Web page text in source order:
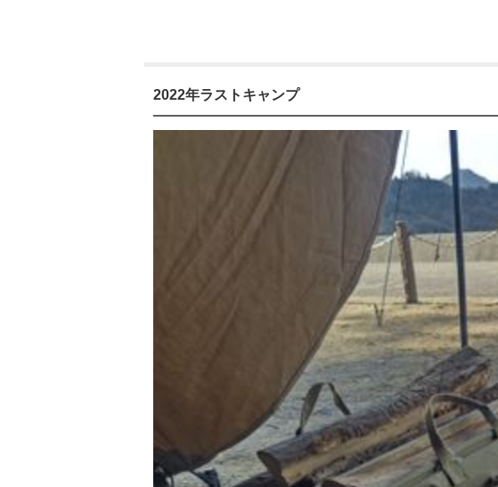
2022年ラストキャンプ